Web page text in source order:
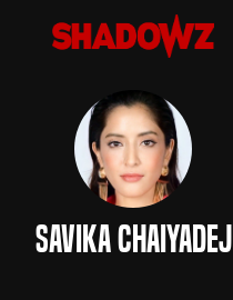
Savika Chaiyadej